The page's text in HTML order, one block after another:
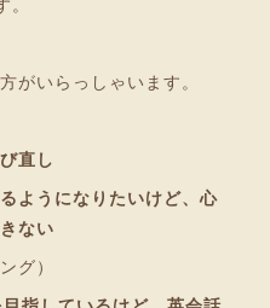
がいらっしゃいます。
直し
ようになりたいけど、心
ない
）